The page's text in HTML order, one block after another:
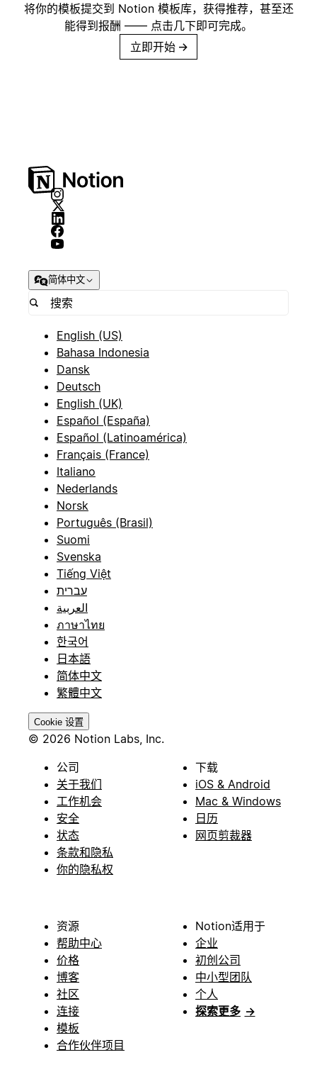
将你的模板提交到 Notion 模板库，获得推荐，甚至还
能得到报酬 —— 点击几下即可完成。
立即开始 →
简体中文
English (US)
Bahasa Indonesia
Dansk
Deutsch
English (UK)
Español (España)
Español (Latinoamérica)
Français (France)
Italiano
Nederlands
Norsk
Português (Brasil)
Suomi
Svenska
Tiếng Việt
עברית
العربية
ภาษาไทย
한국어
日本語
简体中文
繁體中文
Cookie 设置
© 2026 Notion Labs, Inc.
公司
关于我们
工作机会
安全
状态
条款和隐私
你的隐私权
下载
iOS & Android
Mac & Windows
日历
网页剪裁器
资源
帮助中心
价格
博客
社区
连接
模板
合作伙伴项目
Notion适用于
企业
初创公司
中小型团队
个人
探索更多 →